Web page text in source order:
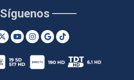
Síguenos